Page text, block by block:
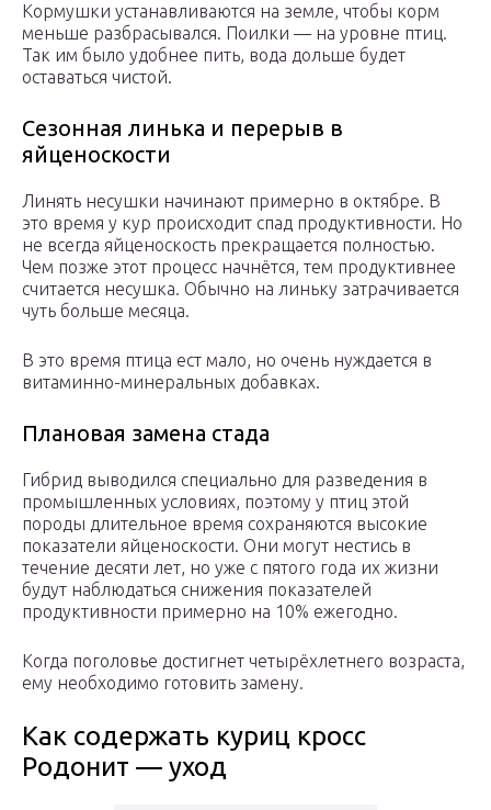
Кормушки устанавливаются на земле, чтобы корм
меньше разбрасывался. Поилки — на уровне птиц.
Так им было удобнее пить, вода дольше будет
оставаться чистой.
Сезонная линька и перерыв в
яйценоскости
Линять несушки начинают примерно в октябре. В
это время у кур происходит спад продуктивности. Но
не всегда яйценоскость прекращается полностью.
Чем позже этот процесс начнётся, тем продуктивнее
считается несушка. Обычно на линьку затрачивается
чуть больше месяца.
В это время птица ест мало, но очень нуждается в
витаминно-минеральных добавках.
Плановая замена стада
Гибрид выводился специально для разведения в
промышленных условиях, поэтому у птиц этой
породы длительное время сохраняются высокие
показатели яйценоскости. Они могут нестись в
течение десяти лет, но уже с пятого года их жизни
будут наблюдаться снижения показателей
продуктивности примерно на 10% ежегодно.
Когда поголовье достигнет четырёхлетнего возраста,
ему необходимо готовить замену.
Как содержать куриц кросс
Родонит — уход